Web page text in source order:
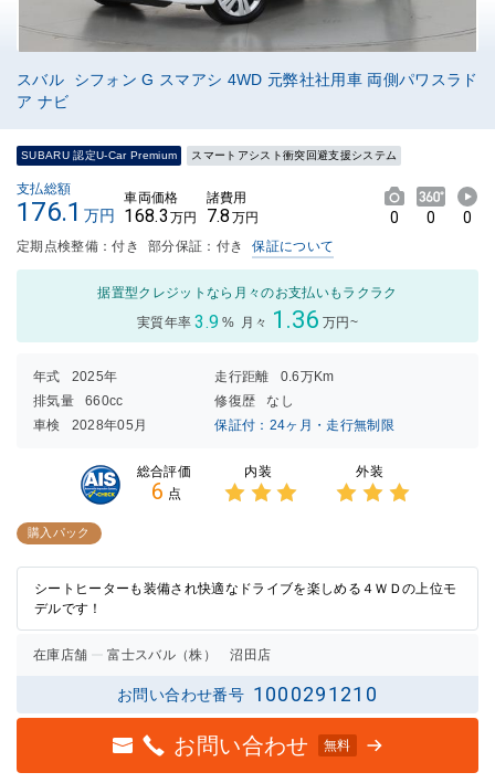
スバル シフォン G スマアシ 4WD 元弊社社用車 両側パワスラド
ア ナビ
SUBARU 認定U-Car Premium スマートアシスト衝突回避支援システム
支払総額
176.1 万円
車両価格
168.3 万円
諸費用
7.8 万円 0 0 0
定期点検整備：付き 部分保証：付き 保証について
据置型クレジットなら月々のお支払いもラクラク
実質年率 3.9 % 月々 1.36 万円~
年式 2025年 走行距離
0.6万Km
排気量
660cc 修復歴
なし
車検
2028年05月 保証付：24ヶ月・走行無制限
総合評価
6 点
内装 外装
購入パック
シートヒーターも装備され快適なドライブを楽しめる４ＷＤの上位モ
デルです！
在庫店舗 富士スバル（株） 沼田店
お問い合わせ番号 1000291210
お問い合わせ 無料